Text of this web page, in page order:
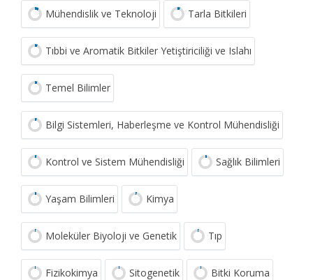
Mühendislik ve Teknoloji Tarla Bitkileri
Tıbbi ve Aromatik Bitkiler Yetiştiriciliği ve Islahı
Temel Bilimler
Bilgi Sistemleri, Haberleşme ve Kontrol Mühendisliği
Kontrol ve Sistem Mühendisliği Sağlık Bilimleri
Yaşam Bilimleri Kimya
Moleküler Biyoloji ve Genetik Tıp
Fizikokimya Sitogenetik Bitki Koruma